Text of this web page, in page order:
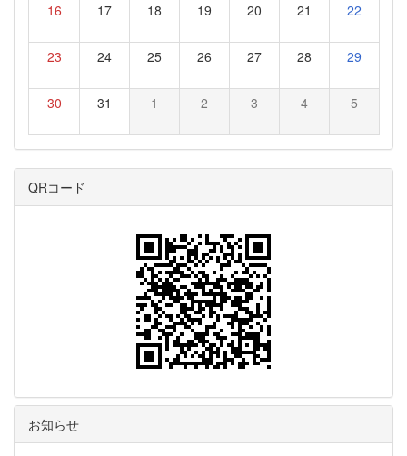
16 17 18 19 20 21 22
23 24 25 26 27 28 29
30 31 1 2 3 4 5
QRコード
お知らせ